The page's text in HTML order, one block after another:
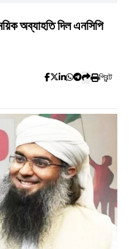
অব্যাহতি দিল এনসিপি
প্রিন্ট